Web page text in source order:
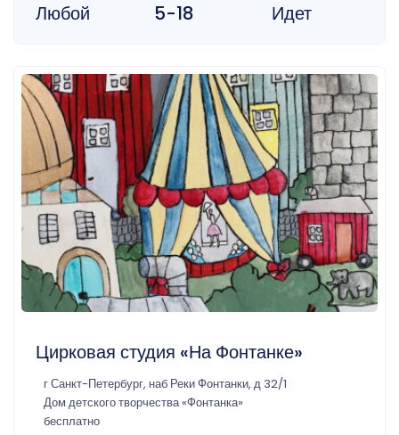
Любой 5-18 Идет
Цирковая студия «На Фонтанке»
г Санкт-Петербург, наб Реки Фонтанки, д 32/1
Дом детского творчества «Фонтанка»
бесплатно